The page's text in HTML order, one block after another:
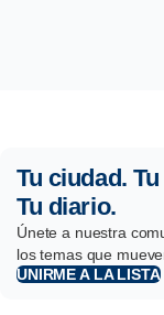
Tu ciudad.
Tu diario.
Únete a nuestra
los temas que
UNIRME A LA LISTA